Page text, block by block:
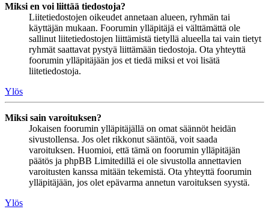
Miksi en voi liittää tiedostoja?
Liitetiedostojen oikeudet annetaan alueen, ryhmän tai
käyttäjän mukaan. Foorumin ylläpitäjä ei välttämättä ole
sallinut liitetiedostojen liittämistä tietyllä alueella tai vain tietyt
ryhmät saattavat pystyä liittämään tiedostoja. Ota yhteyttä
foorumin ylläpitäjään jos et tiedä miksi et voi lisätä
liitetiedostoja.
Ylös
Miksi sain varoituksen?
Jokaisen foorumin ylläpitäjällä on omat säännöt heidän
sivustollensa. Jos olet rikkonut sääntöä, voit saada
varoituksen. Huomioi, että tämä on foorumin ylläpitäjän
päätös ja phpBB Limitedillä ei ole sivustolla annettavien
varoitusten kanssa mitään tekemistä. Ota yhteyttä foorumin
ylläpitäjään, jos olet epävarma annetun varoituksen syystä.
Ylös